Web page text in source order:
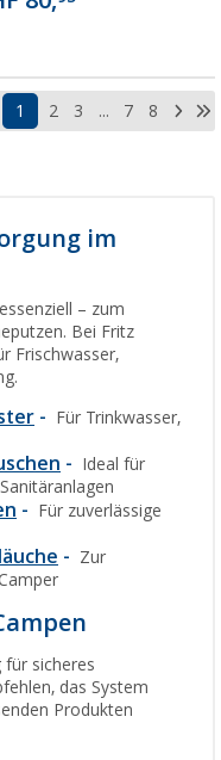
1 2 3 ... 7 8
im
– zum
Bei Fritz
Frischwasser,
-
Für Trinkwasser,
-
Ideal für
-
Für zuverlässige
-
Zur
für sicheres
das System
Produkten